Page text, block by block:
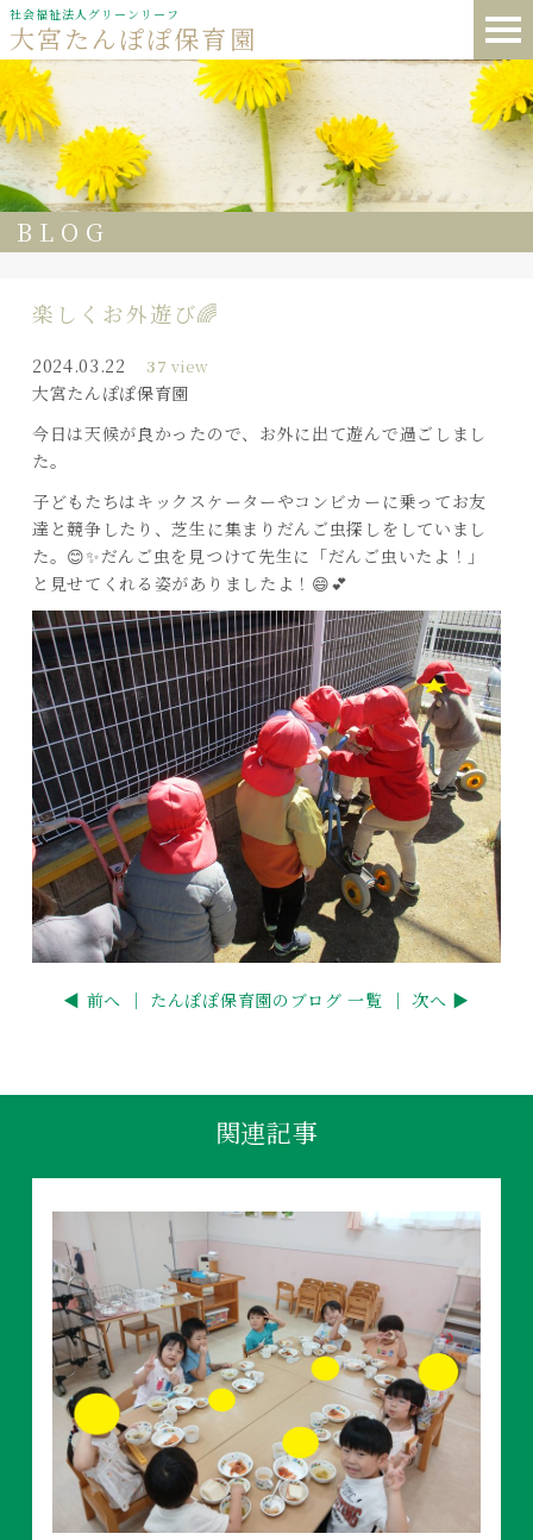
社会福祉法人グリーンリーフ
大宮たんぽぽ保育園
BLOG
楽しくお外遊び🌈
2024.03.22 37 view
大宮たんぽぽ保育園
今日は天候が良かったので、お外に出て遊んで過ごしまし
た。
子どもたちはキックスケーターやコンビカーに乗ってお友
達と競争したり、芝生に集まりだんご虫探しをしていまし
た。😊✨だんご虫を見つけて先生に「だんご虫いたよ！」
と見せてくれる姿がありましたよ！😄💕
◀ 前へ ｜ たんぽぽ保育園のブログ 一覧 ｜ 次へ ▶
関連記事